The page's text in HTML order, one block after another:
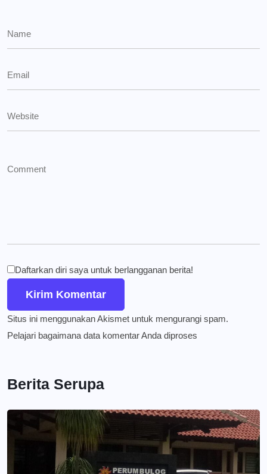
Daftarkan diri saya untuk berlangganan berita!
Situs ini menggunakan Akismet untuk mengurangi spam.
Pelajari bagaimana data komentar Anda diproses
Berita Serupa